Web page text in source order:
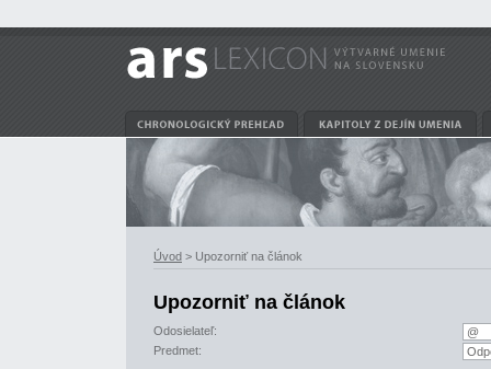
Úvod > Upozorniť na článok
Upozorniť na článok
Odosielateľ:
Predmet: